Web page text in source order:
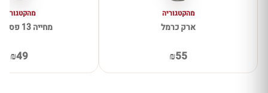
מהקטגוריה
ארק כרמל
₪55
מהקטגוריה
מחייה 13 פסיפלורה
₪49